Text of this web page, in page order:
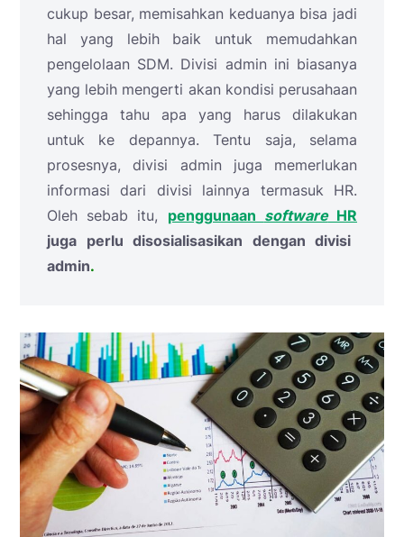
cukup besar, memisahkan keduanya bisa jadi
hal yang lebih baik untuk memudahkan
pengelolaan SDM. Divisi admin ini biasanya
yang lebih mengerti akan kondisi perusahaan
sehingga tahu apa yang harus dilakukan
untuk ke depannya. Tentu saja, selama
prosesnya, divisi admin juga memerlukan
informasi dari divisi lainnya termasuk HR.
Oleh sebab itu, penggunaan softwareHR
juga perlu disosialisasikan dengan divisi
admin.